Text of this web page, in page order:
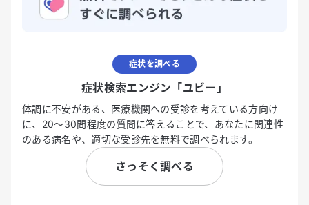
症状を調べる
症状検索エンジン「ユビー」
体調に不安がある、医療機関への受診を考えている方向け
に、20〜30問程度の質問に答えることで、あなたに関連性
のある病名や、適切な受診先を無料で調べられます。
さっそく調べる